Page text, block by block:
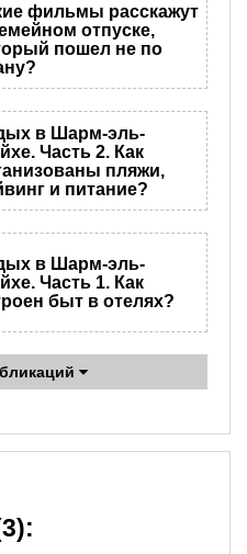
фильмы расскажут
отпуске,
пошел не по
в Шарм-эль-
Часть 2. Как
пляжи,
и питание?
в Шарм-эль-
Часть 1. Как
быт в отелях?